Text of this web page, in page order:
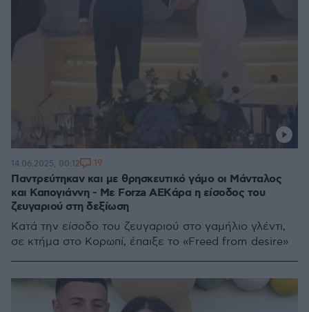
Παντρεύτηκαν και με θρησκευτικό γάμο οι Μάνταλος
και Καπογιάννη - Με Forza AEKάρα η είσοδος του
ζευγαριού στη δεξίωση
Κατά την είσοδο του ζευγαριού στο γαμήλιο γλέντι,
σε κτήμα στο Κορωπί, έπαιξε το «Freed from desire»
14.06.2025, 00:12 19